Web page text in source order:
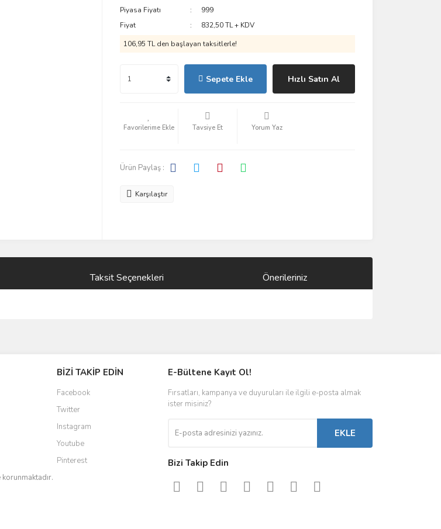
Piyasa Fiyatı
999
Fiyat
832,50 TL + KDV
106,95 TL den başlayan taksitlerle!
Sepete Ekle Hızlı Satın Al
Tavsiye Et Yorum Yaz
Ürün Paylaş :
Karşılaştır
Taksit Seçenekleri Önerileriniz
BİZİ TAKİP EDİN
Facebook
Twitter
Instagram
Youtube
Pinterest
E-Bültene Kayıt Ol!
Fırsatları, kampanya ve duyuruları ile ilgili e-posta almak
ister misiniz?
EKLE
Bizi Takip Edin